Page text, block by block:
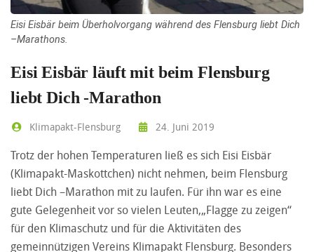
Eisi Eisbär beim Überholvorgang während des Flensburg liebt Dich
–Marathons.
Eisi Eisbär läuft mit beim Flensburg
liebt Dich -Marathon
Klimapakt-Flensburg 24. Juni 2019
Trotz der hohen Temperaturen ließ es sich Eisi Eisbär
(Klimapakt-Maskottchen) nicht nehmen, beim Flensburg
liebt Dich –Marathon mit zu laufen. Für ihn war es eine
gute Gelegenheit vor so vielen Leuten,„Flagge zu zeigen“
für den Klimaschutz und für die Aktivitäten des
gemeinnützigen Vereins Klimapakt Flensburg. Besonders